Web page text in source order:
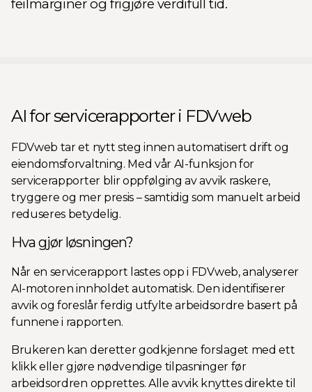
feilmarginer og frigjøre verdifull tid.
AI for servicerapporter i FDVweb
FDVweb tar et nytt steg innen automatisert drift og
eiendomsforvaltning. Med vår AI-funksjon for
servicerapporter blir oppfølging av avvik raskere,
tryggere og mer presis – samtidig som manuelt arbeid
reduseres betydelig.
Hva gjør løsningen?
Når en servicerapport lastes opp i FDVweb, analyserer
AI-motoren innholdet automatisk. Den identifiserer
avvik og foreslår ferdig utfylte arbeidsordre basert på
funnene i rapporten.
Brukeren kan deretter godkjenne forslaget med ett
klikk eller gjøre nødvendige tilpasninger før
arbeidsordren opprettes. Alle avvik knyttes direkte til